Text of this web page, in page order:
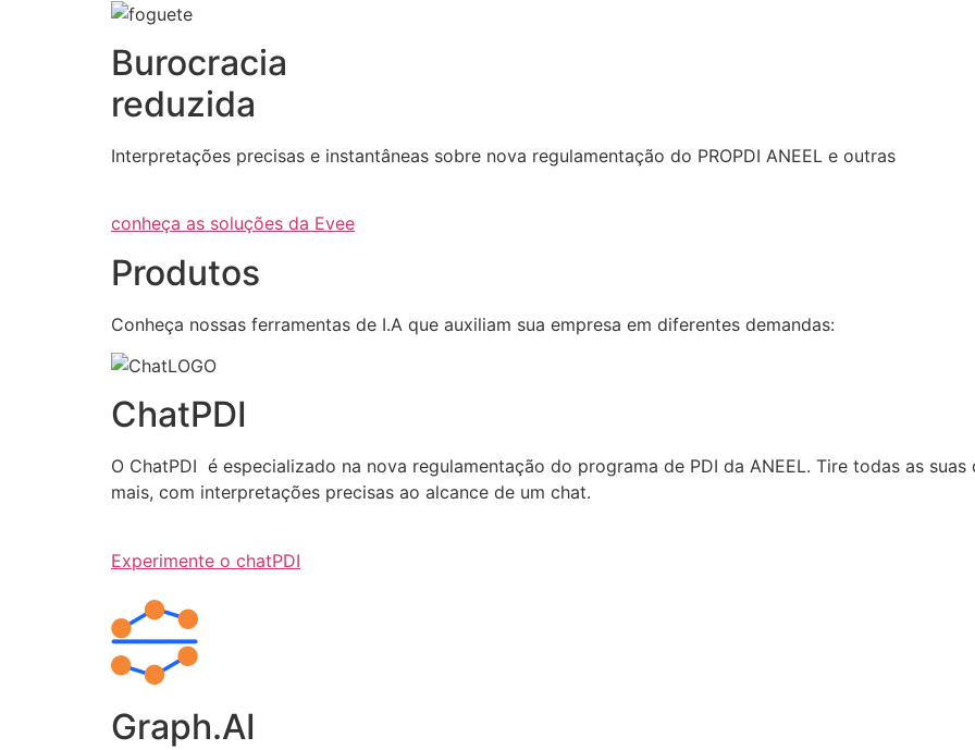
Burocracia
reduzida
Interpretações precisas e instantâneas sobre nova regulamentação do PROPDI ANEEL e outras
conheça as soluções da Evee
Produtos
Conheça nossas ferramentas de I.A que auxiliam sua empresa em diferentes demandas:
ChatPDI
O ChatPDI é especializado na nova regulamentação do programa de PDI da ANEEL. Tire todas as
mais, com interpretações precisas ao alcance de um chat.
Experimente o chatPDI
Graph.AI